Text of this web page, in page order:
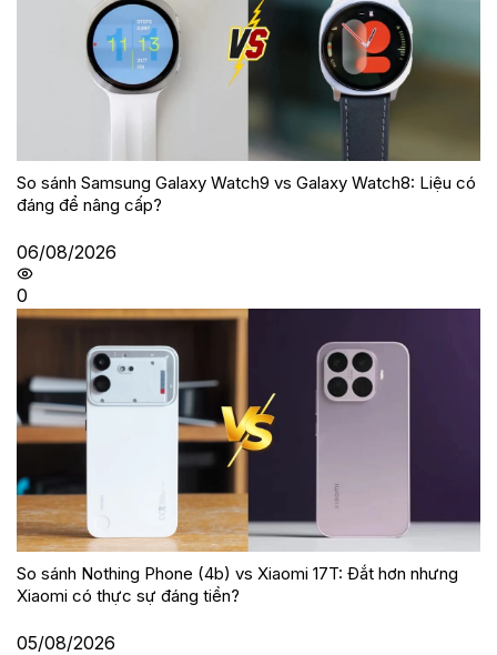
So sánh Samsung Galaxy Watch9 vs Galaxy Watch8: Liệu có
đáng để nâng cấp?
06/08/2026
0
So sánh Nothing Phone (4b) vs Xiaomi 17T: Đắt hơn nhưng
Xiaomi có thực sự đáng tiền?
05/08/2026